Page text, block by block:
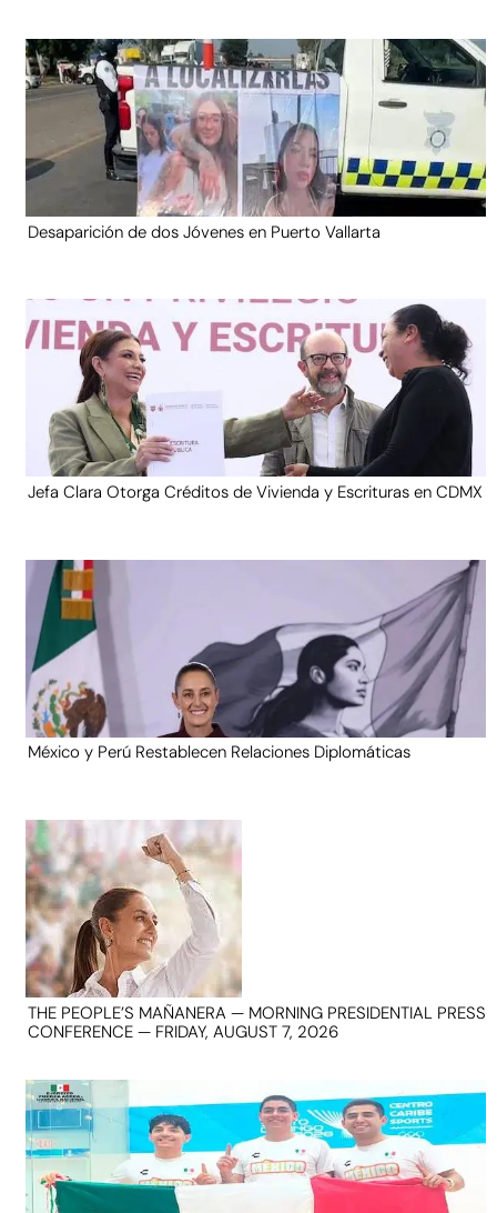
Desaparición de dos Jóvenes en Puerto Vallarta
Jefa Clara Otorga Créditos de Vivienda y Escrituras en CDMX
México y Perú Restablecen Relaciones Diplomáticas
THE PEOPLE’S MAÑANERA — MORNING PRESIDENTIAL PRESS
CONFERENCE — FRIDAY, AUGUST 7, 2026